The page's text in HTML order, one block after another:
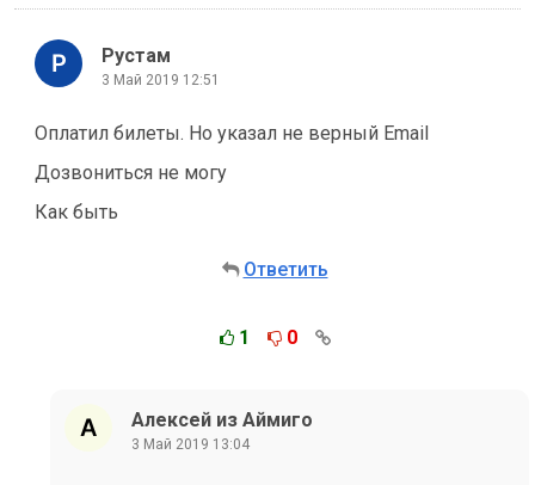
Рустам
3 Май 2019 12:51
Оплатил билеты. Но указал не верный Email
Дозвониться не могу
Как быть
Ответить
1 0
Алексей из Аймиго
3 Май 2019 13:04